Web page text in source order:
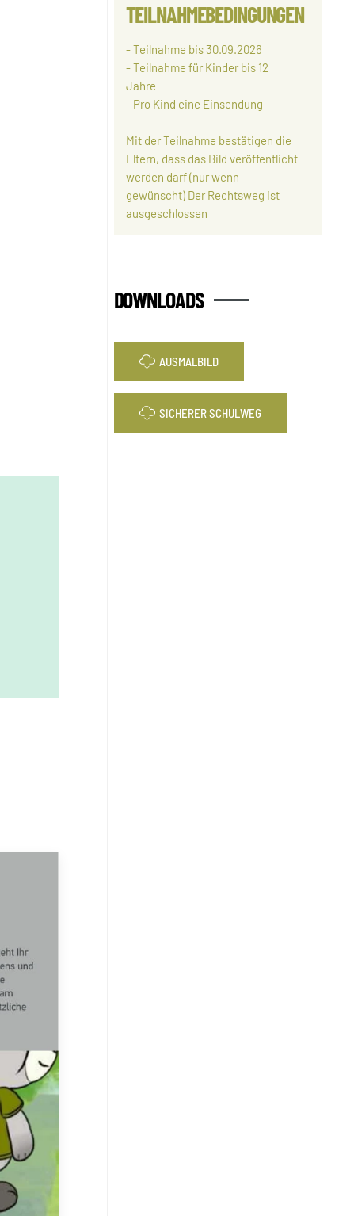
TEILNAHMEBEDINGUNGEN
- Teilnahme bis 30.09.2026
- Teilnahme für Kinder bis 12
Jahre
- Pro Kind eine Einsendung
Mit der Teilnahme bestätigen die
Eltern, dass das Bild veröffentlicht
werden darf (nur wenn
gewünscht) Der Rechtsweg ist
ausgeschlossen
DOWNLOADS
AUSMALBILD
SICHERER SCHULWEG